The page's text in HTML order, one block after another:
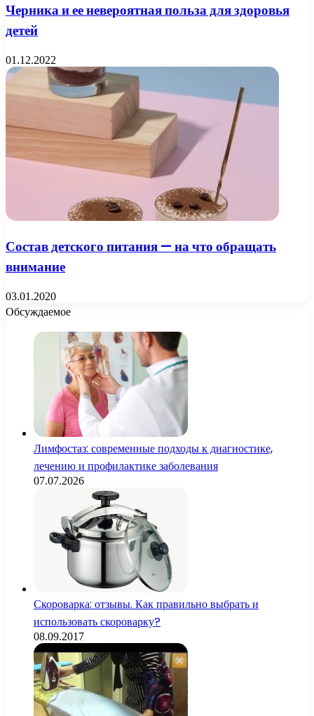
Черника и ее невероятная польза для здоровья
детей
01.12.2022
Состав детского питания — на что обращать
внимание
03.01.2020
Обсуждаемое
Лимфостаз: современные подходы к диагностике,
лечению и профилактике заболевания
07.07.2026
Скороварка: отзывы. Как правильно выбрать и
использовать скороварку?
08.09.2017